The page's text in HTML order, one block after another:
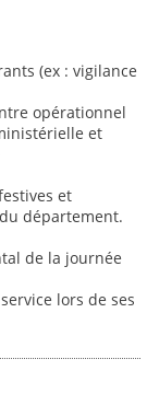
(ex : vigilance
opérationnel
et
et
département.
de la journée
lors de ses